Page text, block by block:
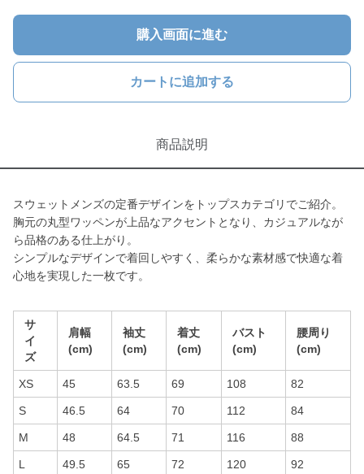
購入画面に進む
カートに追加する
商品説明
スウェットメンズの定番デザインをトップスカテゴリでご紹介。
胸元の丸型ワッペンが上品なアクセントとなり、カジュアルなが
ら品格のある仕上がり。
シンプルなデザインで着回しやすく、柔らかな素材感で快適な着
心地を実現した一枚です。
サ
イ
ズ
肩幅
(cm)
袖丈
(cm)
着丈
(cm)
バスト
(cm)
腰周り
(cm)
XS 45 63.5 69 108 82
S 46.5 64 70 112 84
M 48 64.5 71 116 88
L 49.5 65 72 120 92